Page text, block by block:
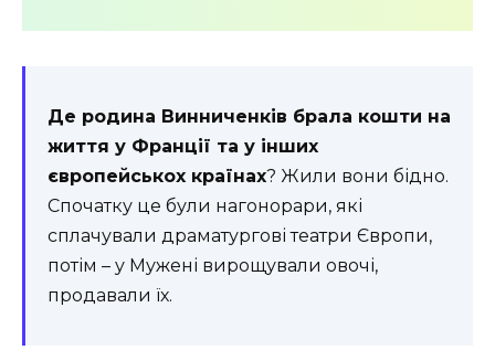
Де родина Винниченків брала кошти на
життя у Франції та у інших
європейськох країнах? Жили вони бідно.
Спочатку це були нагонорари, які
сплачували драматургові театри Європи,
потім – у Мужені вирощували овочі,
продавали їх.